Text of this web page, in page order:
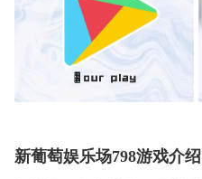
新葡萄娱乐场798游戏介绍